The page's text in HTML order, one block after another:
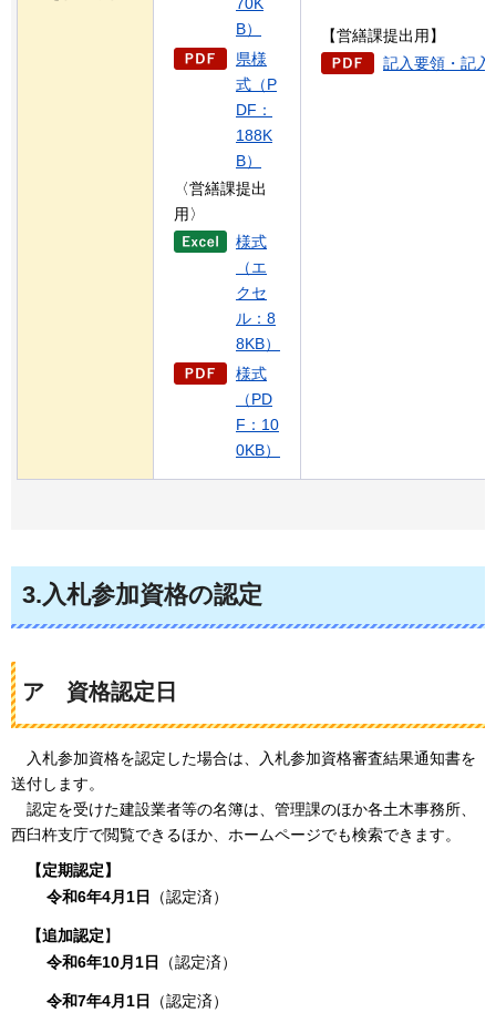
70K
B）
県様
式（P
DF：
188K
B）
〈営繕課提出
用〉
様式
（エ
クセ
ル：8
8KB）
様式
（PD
F：10
0KB）
【営繕課提出用】
記入要領・記
3.入札参加資格の認定
ア 資格認定日
入札参加資格を認定した場合は、
入札参加資格審査結果通知書を
送付します。
認定を受けた建設業者等の名簿は、 管理課のほか各土木事務所、
西臼杵支庁で閲覧できるほか、ホームページでも検索できます。
【定期認定】
令和6年4月1日
（認定済）
【追加認定】
令和6年10月1日
（認定済）
令和7年4月1日 （認定済）